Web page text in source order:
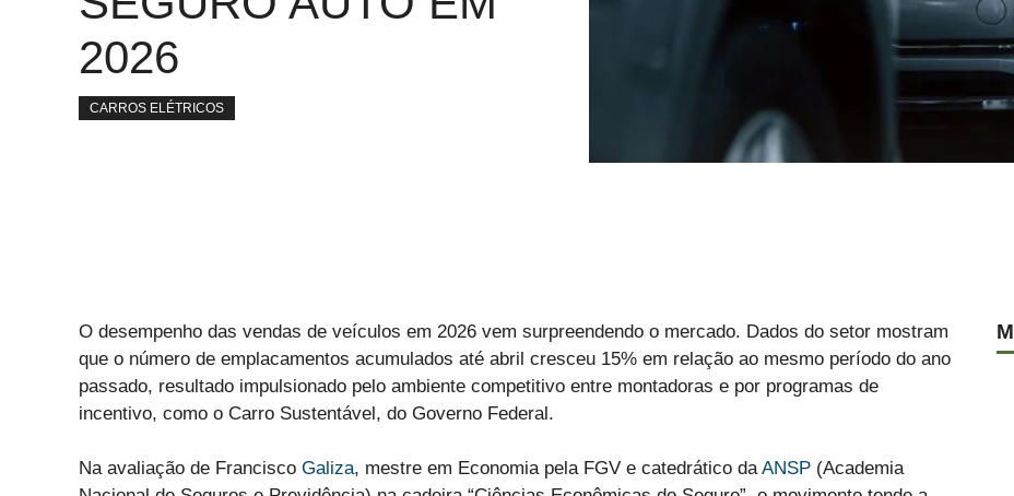
2026
CARROS ELÉTRICOS
O desempenho das vendas de veículos em 2026 vem surpreendendo o mercado. Dados do setor mostram
que o número de emplacamentos acumulados até abril cresceu 15% em relação ao mesmo período do ano
passado, resultado impulsionado pelo ambiente competitivo entre montadoras e por programas de
incentivo, como o Carro Sustentável, do Governo Federal.
Na avaliação de Francisco Galiza, mestre em Economia pela FGV e catedrático daANSP (Academia